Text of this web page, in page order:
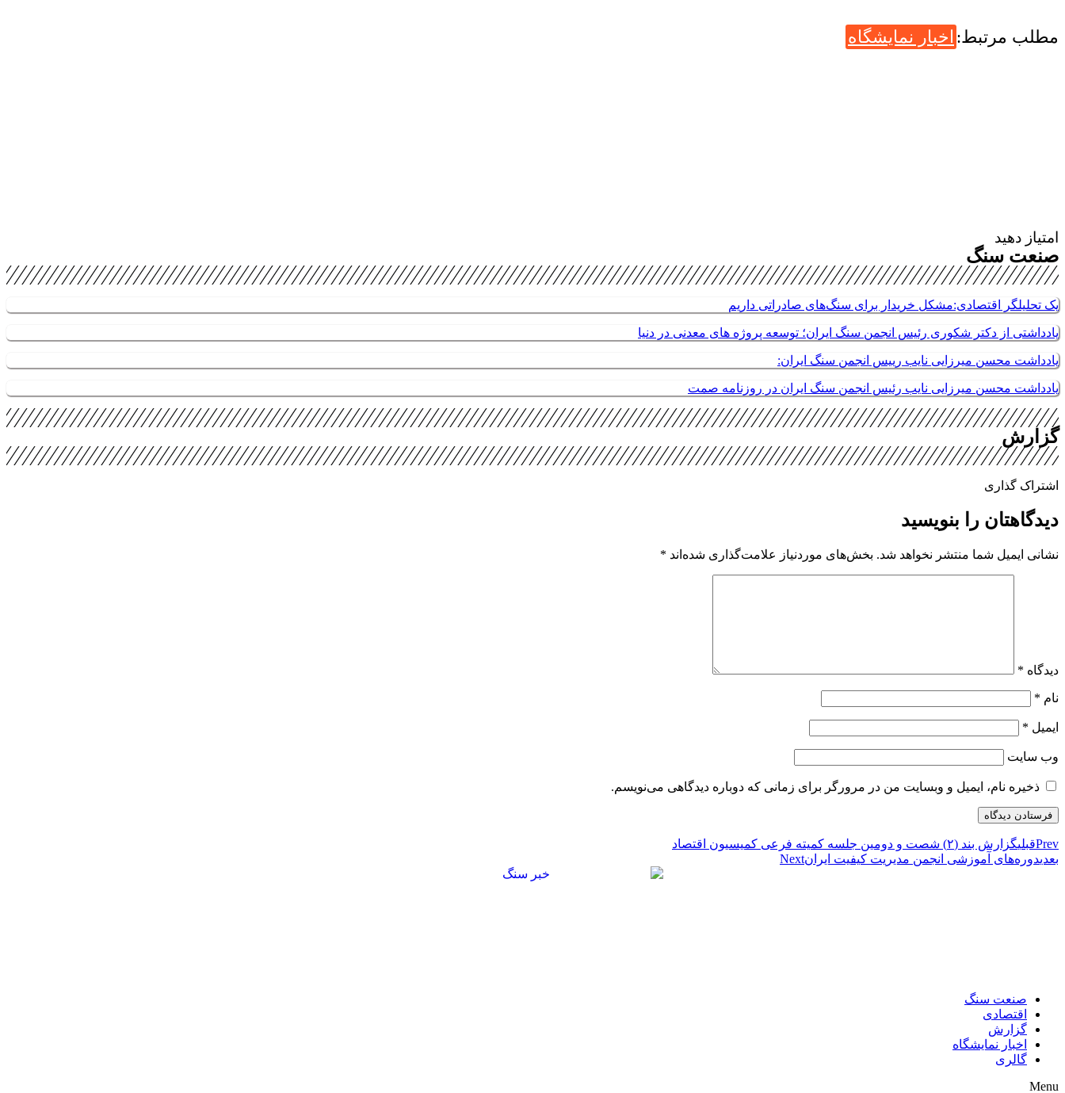
مطلب مرتبط: اخبار نمایشگاه
امتیاز دهید
صنعت سنگ
یک تحلیلگر اقتصادی:مشکل خریدار برای سنگ‌های صادراتی داریم
یادداشتی از دکتر شکوری رئیس انجمن سنگ ایران؛ توسعه پروژه های معدنی در دنیا
یادداشت محسن میرزایی نایب رییس انجمن سنگ ایران:
یادداشت محسن میرزایی نایب رئیس انجمن سنگ ایران در روزنامه صمت
گزارش
اشتراک گذاری
دیدگاهتان را بنویسید
نشانی ایمیل شما منتشر نخواهد شد. بخش‌های موردنیاز علامت‌گذاری شده‌اند *
دیدگاه *
نام *
ایمیل *
وب‌ سایت
ذخیره نام، ایمیل و وبسایت من در مرورگر برای زمانی که دوباره دیدگاهی می‌نویسم.
Prevقبلیگزارش بند (۲) شصت و دومین جلسه کمیته فرعی کمیسیون اقتصاد
بعدیدوره‌های آموزشی انجمن مدیریت کیفیت ایرانNext
صنعت سنگ
اقتصادی
گزارش
اخبار نمایشگاه
گالری
Menu